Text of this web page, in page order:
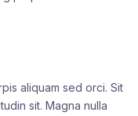
aliquam sed orci. Sit
sit. Magna nulla